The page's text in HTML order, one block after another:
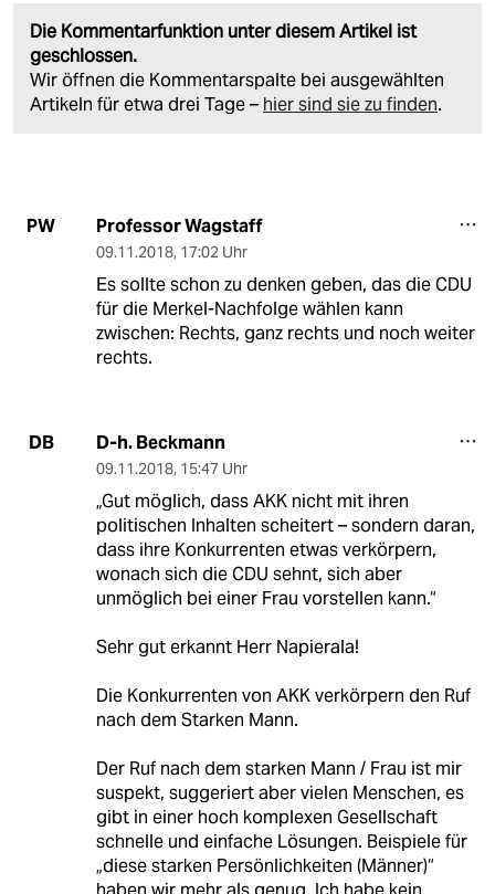
Die Kommentarfunktion unter diesem Artikel ist
geschlossen.
Wir öffnen die Kommentarspalte bei ausgewählten
Artikeln für etwa drei Tage – hier sind sie zu finden.
PW Professor Wagstaff
09.11.2018, 17:02 Uhr
Es sollte schon zu denken geben, das die CDU
für die Merkel-Nachfolge wählen kann
zwischen: Rechts, ganz rechts und noch weiter
rechts.
DB D-h. Beckmann
09.11.2018, 15:47 Uhr
„Gut möglich, dass AKK nicht mit ihren
politischen Inhalten scheitert – sondern daran,
dass ihre Konkurrenten etwas verkörpern,
wonach sich die CDU sehnt, sich aber
unmöglich bei einer Frau vorstellen kann.“
Sehr gut erkannt Herr Napierala!
Die Konkurrenten von AKK verkörpern den Ruf
nach dem Starken Mann.
Der Ruf nach dem starken Mann / Frau ist mir
suspekt, suggeriert aber vielen Menschen, es
gibt in einer hoch komplexen Gesellschaft
schnelle und einfache Lösungen. Beispiele für
„diese starken Persönlichkeiten (Männer)“